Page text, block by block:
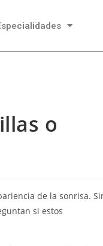
o
de la sonrisa.
si estos